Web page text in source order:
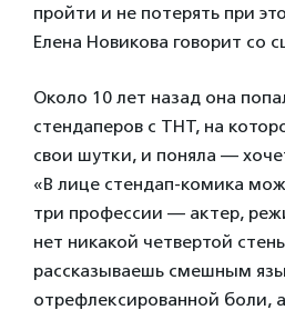
пройти и не потерять при
Елена Новикова говорит со
Около 10 лет назад она
стендаперов с ТНТ, на
свои шутки, и поняла —
«В лице стендап-комика
три профессии — актер,
нет никакой четвертой
рассказываешь смешным
отрефлексированной боли,